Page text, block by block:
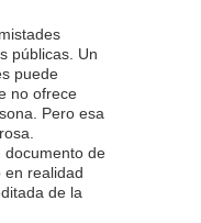
públicas. Un
puede
no ofrece
Pero esa
documento de
en realidad
de la